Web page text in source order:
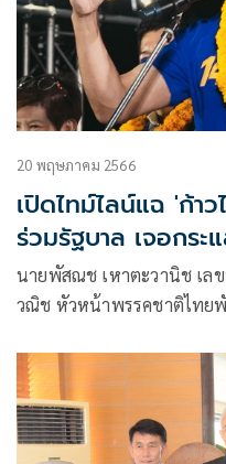
20 พฤษภาคม 2566
เปิดไทม์ไลน์แฉ 'ก้า
ร่วมรัฐบาล เจอกร
โยนบาปอีกฝ่าย
นายพัสณช เหาตะวานิช เล
วณิช หัวหน้าพรรคชาติไทย